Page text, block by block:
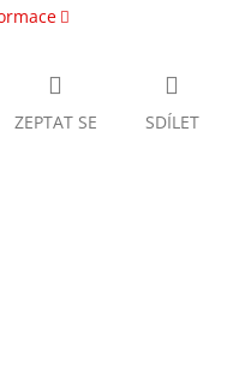
ZEPTAT SE SDÍLET